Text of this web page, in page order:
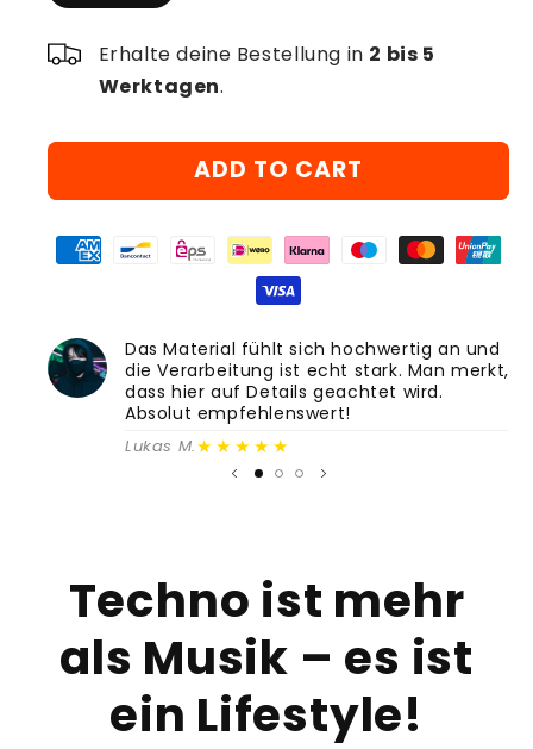
Erhalte deine Bestellung in 2 bis 5
Werktagen.
ADD TO CART
Das Material fühlt sich hochwertig an und
die Verarbeitung ist echt stark. Man merkt,
dass hier auf Details geachtet wird.
Absolut empfehlenswert!
Lukas M.★★★★★
Techno ist mehr
als Musik – es ist
ein Lifestyle!